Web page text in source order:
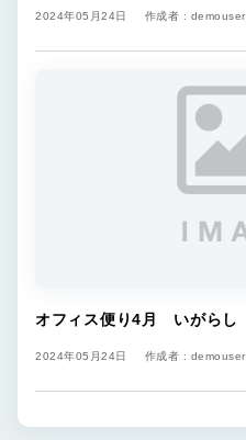
2024年05月24日 作成者 : demouser
オフィス便り4月 いがらし
2024年05月24日 作成者 : demouser